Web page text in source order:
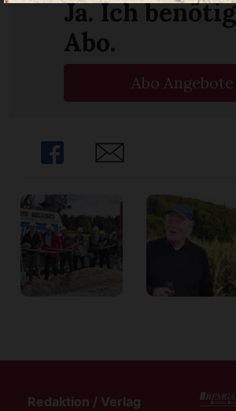
Ja. Ich
Abo.
Abo Angebote
Share Share
Redaktion / Verlag